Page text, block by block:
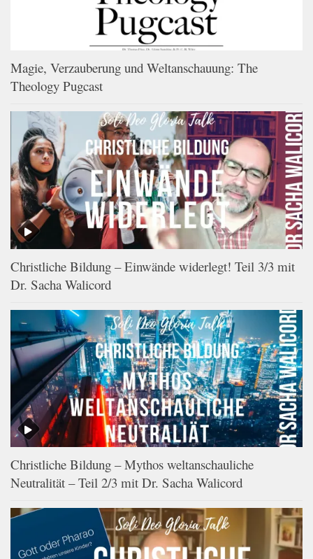
Magie, Verzauberung und Weltanschauung: The
Theology Pugcast
Christliche Bildung – Einwände widerlegt! Teil 3/3 mit
Dr. Sacha Walicord
Christliche Bildung – Mythos weltanschauliche
Neutralität – Teil 2/3 mit Dr. Sacha Walicord